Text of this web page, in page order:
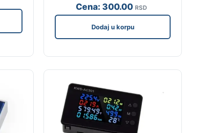
Cena:300.00 RSD
Dodaj u korpu